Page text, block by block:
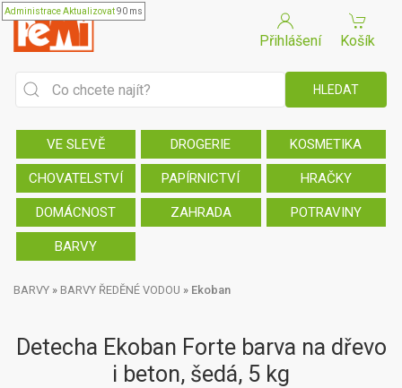
AdministraceAktualizovat90 ms
Přihlášení Košík
VE SLEVĚ DROGERIE KOSMETIKA
CHOVATELSTVÍ PAPÍRNICTVÍ HRAČKY
DOMÁCNOST ZAHRADA POTRAVINY
BARVY
BARVY » BARVY ŘEDĚNÉ VODOU » Ekoban
Detecha Ekoban Forte barva na dřevo
i beton, šedá, 5 kg